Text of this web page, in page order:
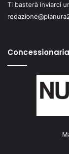
Ti basterà inviarci